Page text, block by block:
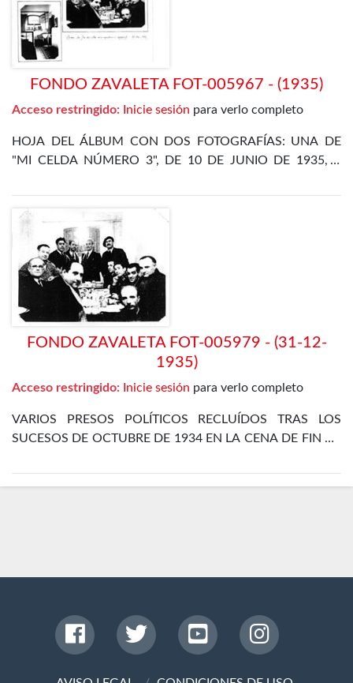
FONDO ZAVALETA FOT-005967 - (1935)
Acceso restringido: Inicie sesión para verlo completo
HOJA DEL ÁLBUM CON DOS FOTOGRAFÍAS: UNA DE
"MI CELDA NÚMERO 3", DE 10 DE JUNIO DE 1935, Y
DEPARTAMENTO ESPECIAL, DE 31 DE DICIEMBRE DE
1935
FONDO ZAVALETA FOT-005979 - (31-12-
1935)
Acceso restringido: Inicie sesión para verlo completo
VARIOS PRESOS POLÍTICOS RECLUÍDOS TRAS LOS
SUCESOS DE OCTUBRE DE 1934 EN LA CENA DE FIN DE
DE MADRID